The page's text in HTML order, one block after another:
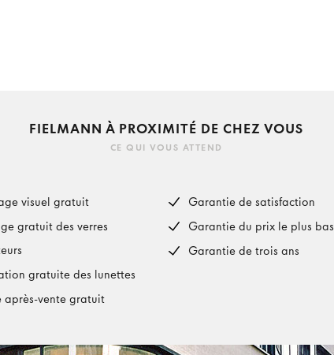
FIELMANN À PROXIMITÉ DE CHEZ VOUS
CE QUI VOUS ATTEND
visuel gratuit
gratuit des verres
gratuite des lunettes
après-vente gratuit
Garantie de satisfaction
Garantie du prix le plus bas
Garantie de trois ans